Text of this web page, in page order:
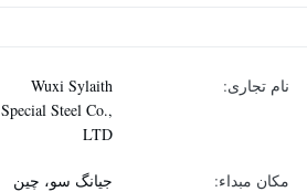
نام تجاری:
Wuxi Sylaith
Special Steel Co.,
LTD
مکان مبداء: جیانگ سو، چین